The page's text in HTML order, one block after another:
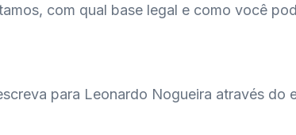
com qual base legal e como você
para Leonardo Nogueira através do